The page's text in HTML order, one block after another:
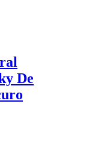
De